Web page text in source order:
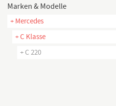
Marken & Modelle
+ Mercedes
+ C Klasse
+ C 220